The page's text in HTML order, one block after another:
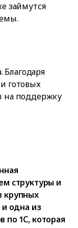
займутся
Благодаря
готовых
на поддержку
структуры и
крупных
одна из
по 1С, которая